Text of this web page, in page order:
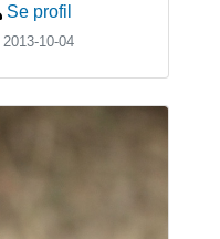
Se profil
2013-10-04